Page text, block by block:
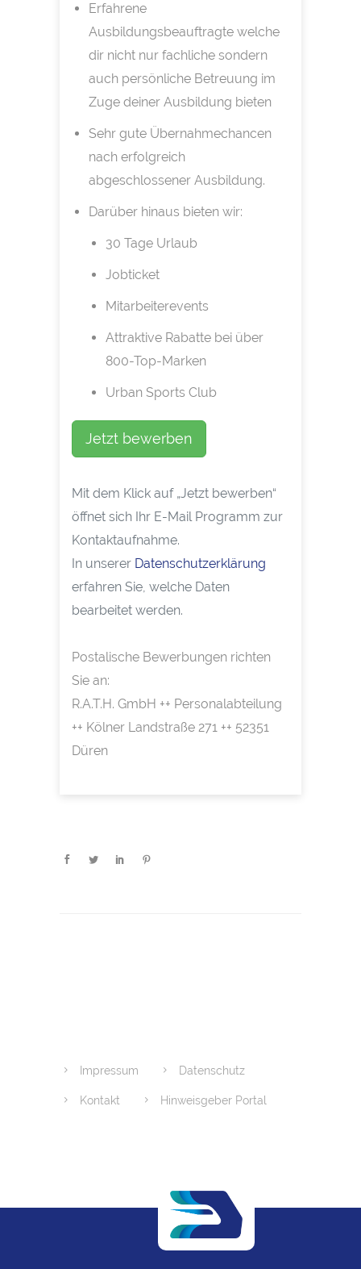
Erfahrene
Ausbildungsbeauftragte welche
dir nicht nur fachliche sondern
auch persönliche Betreuung im
Zuge deiner Ausbildung bieten
Sehr gute Übernahmechancen
nach erfolgreich
abgeschlossener Ausbildung.
Darüber hinaus bieten wir:
30 Tage Urlaub
Jobticket
Mitarbeiterevents
Attraktive Rabatte bei über
800-Top-Marken
Urban Sports Club
Jetzt bewerben
Mit dem Klick auf „Jetzt bewerben“
öffnet sich Ihr E-Mail Programm zur
Kontaktaufnahme.
In unserer Datenschutzerklärung
erfahren Sie, welche Daten
bearbeitet werden.
Postalische Bewerbungen richten
Sie an:
R.A.T.H. GmbH ++ Personalabteilung
++ Kölner Landstraße 271 ++ 52351
Düren
Impressum Datenschutz
Kontakt Hinweisgeber Portal